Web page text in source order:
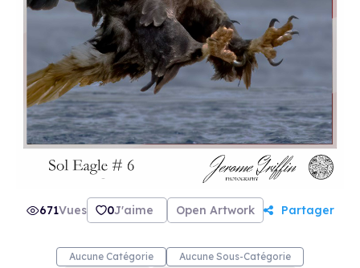
671Vues 0J'aime Open Artwork Partager
Aucune Catégorie Aucune Sous-Catégorie